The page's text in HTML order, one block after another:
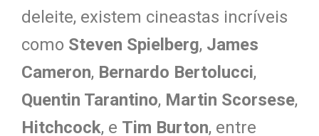
deleite, existem cineastas incríveis
como Steven Spielberg, James
Cameron, Bernardo Bertolucci,
Quentin Tarantino, Martin Scorsese,
Hitchcock, e Tim Burton, entre